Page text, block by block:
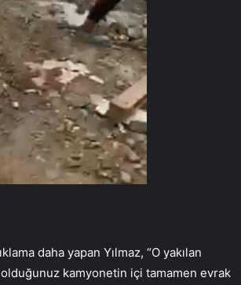
daha yapan Yılmaz, “O yakılan
kamyonetin içi tamamen evrak